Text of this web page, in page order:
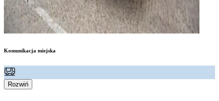
Komunikacja miejska
Rozwiń